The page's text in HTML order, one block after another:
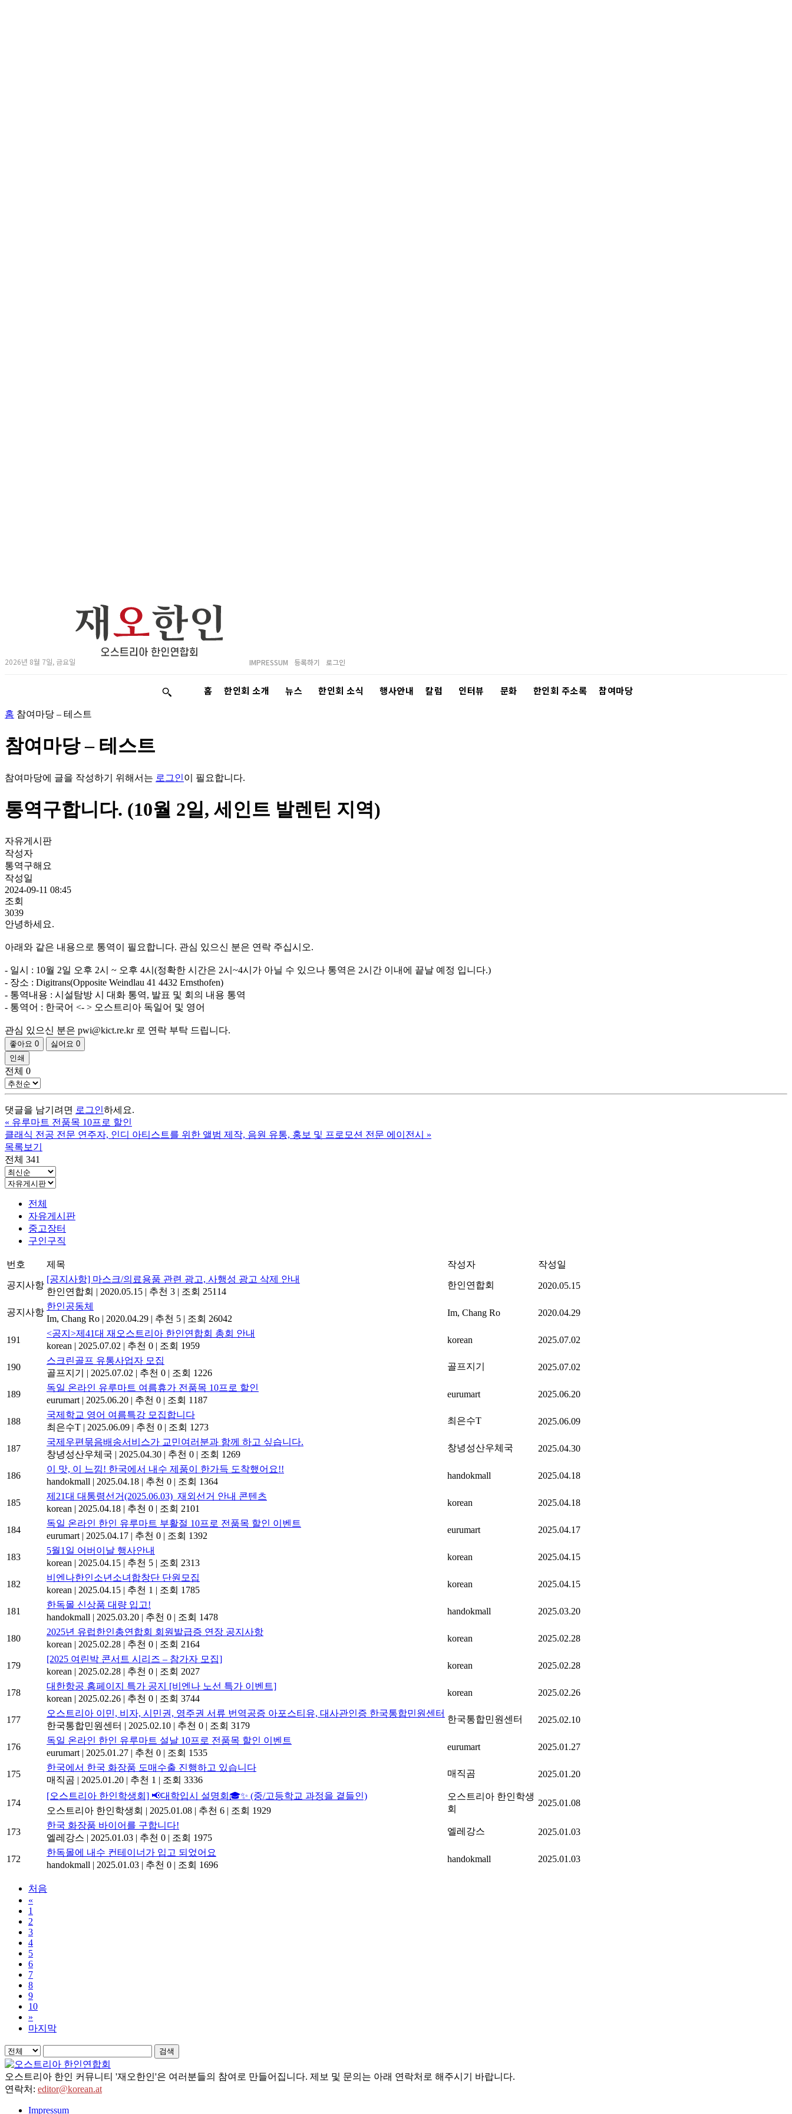
2026년 8월 7일, 금요일 IMPRESSUM 등록하기 로그인
홈 한인회 소개 뉴스 한인회 소식 행사안내 칼럼 인터뷰 문화 한인회 주소록 참여마당
홈 참여마당 – 테스트
참여마당 – 테스트
참여마당에 글을 작성하기 위해서는 로그인이 필요합니다.
통역구합니다. (10월 2일, 세인트 발렌틴 지역)
자유게시판
작성자
통역구해요
작성일
2024-09-11 08:45
조회
3039
안녕하세요.
아래와 같은 내용으로 통역이 필요합니다. 관심 있으신 분은 연락 주십시오.
- 일시 : 10월 2일 오후 2시 ~ 오후 4시(정확한 시간은 2시~4시가 아닐 수 있으나 통역은 2시간 이내에 끝날 예정 입니다.)
- 장소 : Digitrans(Opposite Weindlau 41 4432 Ernsthofen)
- 통역내용 : 시설탐방 시 대화 통역, 발표 및 회의 내용 통역
- 통역어 : 한국어 <- > 오스트리아 독일어 및 영어
관심 있으신 분은 pwi@kict.re.kr 로 연락 부탁 드립니다.
좋아요 0 싫어요 0
인쇄
전체 0
댓글을 남기려면 로그인하세요.
« 유루마트 전품목 10프로 할인
클래식 전공 전문 연주자, 인디 아티스트를 위한 앨범 제작, 음원 유통, 홍보 및 프로모션 전문 에이전시
»
목록보기
전체 341
전체
자유게시판
중고장터
구인구직
번호 제목 작성자 작성일
공지사항
[공지사항] 마스크/의료용품 관련 광고, 사행성 광고 삭제 안내
한인연합회
2020.05.15 추천 3 조회 25114
한인연합회 2020.05.15
공지사항
한인공동체
Im, Chang Ro
2020.04.29 추천 5 조회 26042
Im, Chang Ro 2020.04.29
191
<공지>제41대 재오스트리아 한인연합회 총회 안내
korean
2025.07.02 추천 0 조회 1959
korean 2025.07.02
190
스크린골프 유통사업자 모집
골프지기
2025.07.02 추천 0 조회 1226
골프지기 2025.07.02
189
독일 온라인 유루마트 여름휴가 전품목 10프로 할인
eurumart
2025.06.20 추천 0 조회 1187
eurumart 2025.06.20
188
국제학교 영어 여름특강 모집합니다
최은수T
2025.06.09 추천 0 조회 1273
최은수T 2025.06.09
187
국제우편묶음배송서비스가 교민여러분과 함께 하고 싶습니다.
창녕성산우체국
2025.04.30 추천 0 조회 1269
창녕성산우체국 2025.04.30
186
이 맛, 이 느낌! 한국에서 내수 제품이 한가득 도착했어요!!
handokmall
2025.04.18 추천 0 조회 1364
handokmall 2025.04.18
185
제21대 대통령선거(2025.06.03)_재외선거 안내 콘텐츠
korean
2025.04.18 추천 0 조회 2101
korean 2025.04.18
184
독일 온라인 한인 유루마트 부활절 10프로 전품목 할인 이벤트
eurumart
2025.04.17 추천 0 조회 1392
eurumart 2025.04.17
183
5월1일 어버이날 행사안내
korean
2025.04.15 추천 5 조회 2313
korean 2025.04.15
182
비엔나한인소년소녀합창단 단원모집
korean
2025.04.15 추천 1 조회 1785
korean 2025.04.15
181
한독몰 신상품 대량 입고!
handokmall
2025.03.20 추천 0 조회 1478
handokmall 2025.03.20
180
2025년 유럽한인총연합회 회원발급증 연장 공지사항
korean
2025.02.28 추천 0 조회 2164
korean 2025.02.28
179
[2025 여린박 콘서트 시리즈 – 참가자 모집]
korean
2025.02.28 추천 0 조회 2027
korean 2025.02.28
178
대한항공 홈페이지 특가 공지 [비엔나 노선 특가 이벤트]
korean
2025.02.26 추천 0 조회 3744
korean 2025.02.26
177
오스트리아 이민, 비자, 시민권, 영주권 서류 번역공증 아포스티유, 대사관인증 한국통합민원센터
한국통합민원센터
2025.02.10 추천 0 조회 3179
한국통합민원센터 2025.02.10
176
독일 온라인 한인 유루마트 설날 10프로 전품목 할인 이벤트
eurumart
2025.01.27 추천 0 조회 1535
eurumart 2025.01.27
175
한국에서 한국 화장품 도매수출 진행하고 있습니다
매직곰
2025.01.20 추천 1 조회 3336
매직곰 2025.01.20
174
[오스트리아 한인학생회] 📢대학입시 설명회🎓✨ (중/고등학교 과정을 곁들인)
오스트리아 한인학생회
2025.01.08 추천 6 조회 1929
오스트리아 한인학생
회
2025.01.08
173
한국 화장품 바이어를 구합니다!
엘레강스
2025.01.03 추천 0 조회 1975
엘레강스 2025.01.03
172
한독몰에 내수 컨테이너가 입고 되었어요
handokmall
2025.01.03 추천 0 조회 1696
handokmall 2025.01.03
처음
«
1
2
3
4
5
6
7
8
9
10
»
마지막
검색
오스트리아 한인 커뮤니티 '재오한인'은 여러분들의 참여로 만들어집니다. 제보 및 문의는 아래 연락처로 해주시기 바랍니다.
연락처: editor@korean.at
Impressum